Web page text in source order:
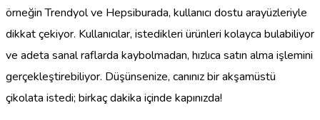
örneğin Trendyol ve Hepsiburada, kullanıcı dostu arayüzleriyle
dikkat çekiyor. Kullanıcılar, istedikleri ürünleri kolayca bulabiliyor
ve adeta sanal raflarda kaybolmadan, hızlıca satın alma işlemini
gerçekleştirebiliyor. Düşünsenize, canınız bir akşamüstü
çikolata istedi; birkaç dakika içinde kapınızda!